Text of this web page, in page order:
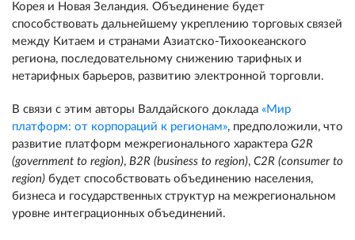
Корея и Новая Зеландия. Объединение будет
способствовать дальнейшему укреплению торговых связей
между Китаем и странами Азиатско-Тихоокеанского
региона, последовательному снижению тарифных и
нетарифных барьеров, развитию электронной торговли.
В связи с этим авторы Валдайского доклада «Мир
платформ: от корпораций к регионам», предположили, что
развитие платформ межрегионального характера G2R
(government to region), B2R (business to region), С2R (consumer to
region) будет способствовать объединению населения,
бизнеса и государственных структур на межрегиональном
уровне интеграционных объединений.